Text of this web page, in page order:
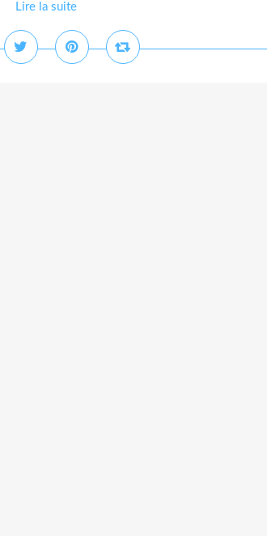
Lire la suite